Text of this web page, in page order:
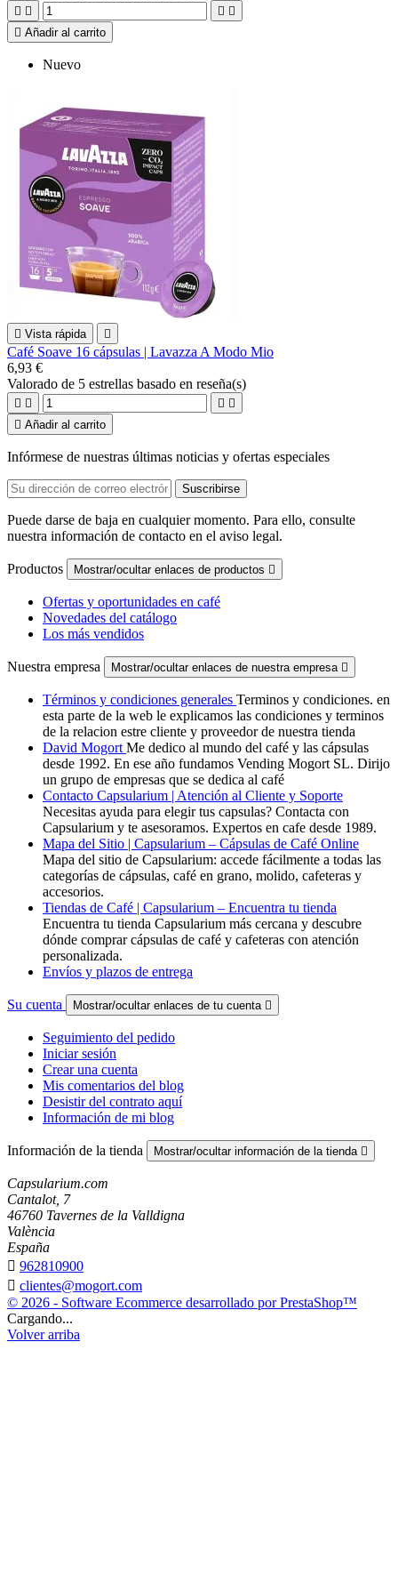
   
 Añadir al carrito
Nuevo
 Vista rápida 
Café Soave 16 cápsulas | Lavazza A Modo Mio
6,93 €
Valorado de 5 estrellas basado en reseña(s)
   
 Añadir al carrito
Infórmese de nuestras últimas noticias y ofertas especiales
Puede darse de baja en cualquier momento. Para ello, consulte
nuestra información de contacto en el aviso legal.
Productos Mostrar/ocultar enlaces de productos 
Ofertas y oportunidades en café
Novedades del catálogo
Los más vendidos
Nuestra empresa Mostrar/ocultar enlaces de nuestra empresa 
Términos y condiciones generales Terminos y condiciones. en
esta parte de la web le explicamos las condiciones y terminos
de la relacion estre cliente y proveedor de nuestra tienda
David Mogort Me dedico al mundo del café y las cápsulas
desde 1992. En ese año fundamos Vending Mogort SL. Dirijo
un grupo de empresas que se dedica al café
Contacto Capsularium | Atención al Cliente y Soporte
Necesitas ayuda para elegir tus capsulas? Contacta con
Capsularium y te asesoramos. Expertos en cafe desde 1989.
Mapa del Sitio | Capsularium – Cápsulas de Café Online
Mapa del sitio de Capsularium: accede fácilmente a todas las
categorías de cápsulas, café en grano, molido, cafeteras y
accesorios.
Tiendas de Café | Capsularium – Encuentra tu tienda
Encuentra tu tienda Capsularium más cercana y descubre
dónde comprar cápsulas de café y cafeteras con atención
personalizada.
Envíos y plazos de entrega
Su cuenta Mostrar/ocultar enlaces de tu cuenta 
Seguimiento del pedido
Iniciar sesión
Crear una cuenta
Mis comentarios del blog
Desistir del contrato aquí
Información de mi blog
Información de la tienda Mostrar/ocultar información de la tienda 
Capsularium.com
Cantalot, 7
46760 Tavernes de la Valldigna
València
España
 962810900
 clientes@mogort.com
© 2026 - Software Ecommerce desarrollado por PrestaShop™
Cargando...
Volver arriba